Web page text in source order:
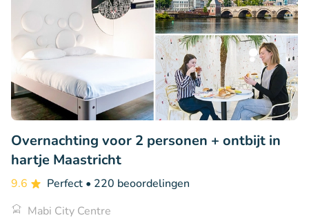
Overnachting voor 2 personen + ontbijt in
hartje Maastricht
9.6 Perfect • 220 beoordelingen
Mabi City Centre